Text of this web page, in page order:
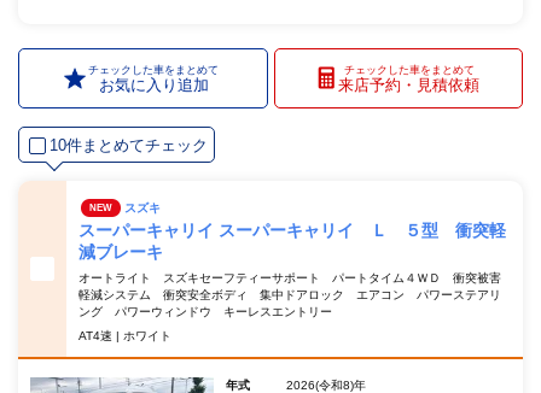
チェックした車をまとめて
お気に入り追加
チェックした車をまとめて
来店予約・見積依頼
10件まとめてチェック
NEW スズキ
スーパーキャリイ スーパーキャリイ Ｌ ５型 衝突軽
減ブレーキ
オートライト スズキセーフティーサポート パートタイム４ＷＤ 衝突被害
軽減システム 衝突安全ボディ 集中ドアロック エアコン パワーステアリ
ング パワーウィンドウ キーレスエントリー
AT4速 | ホワイト
年式
2026(令和8)年